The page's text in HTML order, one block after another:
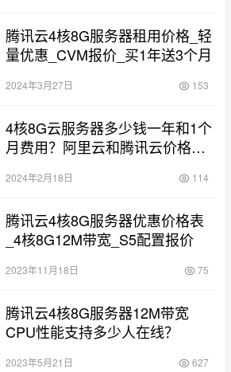
腾讯云4核8G服务器租用价格_轻
量优惠_CVM报价_买1年送3个月
2024年3月27日 153
4核8G云服务器多少钱一年和1个
月费用？阿里云和腾讯云价格对
2024年2月18日 114
腾讯云4核8G服务器优惠价格表
_4核8G12M带宽_S5配置报价
2023年11月18日 75
腾讯云4核8G服务器12M带宽
CPU性能支持多少人在线？
2023年5月21日 627